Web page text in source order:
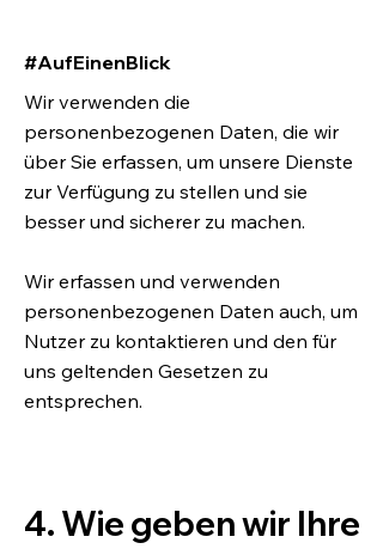
#AufEinenBlick
Wir verwenden die
personenbezogenen Daten, die wir
über Sie erfassen, um unsere Dienste
zur Verfügung zu stellen und sie
besser und sicherer zu machen.
Wir erfassen und verwenden
personenbezogenen Daten auch, um
Nutzer zu kontaktieren und den für
uns geltenden Gesetzen zu
entsprechen.
4. Wie geben wir Ihre